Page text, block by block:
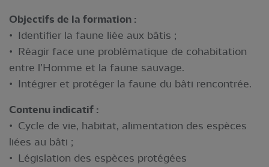
Objectifs de la formation :
• Identifier la faune liée aux bâtis ;
• Réagir face une problématique de cohabitation
entre l’Homme et la faune sauvage.
• Intégrer et protéger la faune du bâti rencontrée.
Contenu indicatif :
• Cycle de vie, habitat, alimentation des espèces
liées au bâti ;
• Législation des espèces protégées